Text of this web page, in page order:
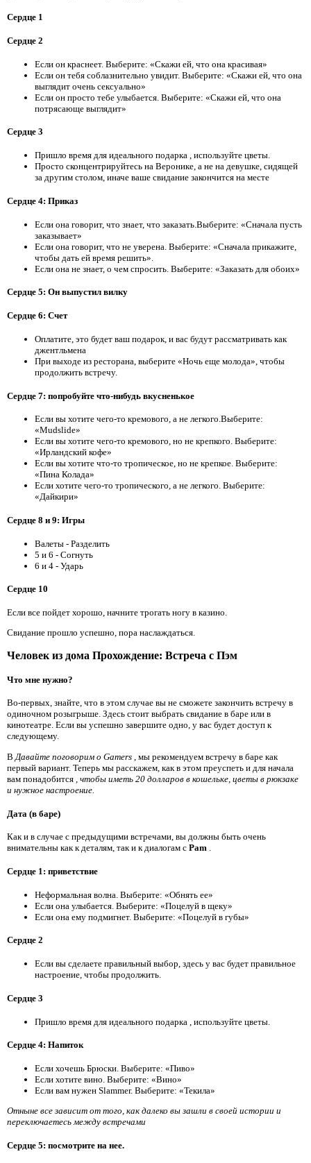
Сердце 1
Сердце 2
Если он краснеет. Выберите: «Скажи ей, что она красивая»
Если он тебя соблазнительно увидит. Выберите: «Скажи ей, что она
выглядит очень сексуально»
Если он просто тебе улыбается. Выберите: «Скажи ей, что она
потрясающе выглядит»
Сердце 3
Пришло время для идеального подарка , используйте цветы.
Просто сконцентрируйтесь на Веронике, а не на девушке, сидящей
за другим столом, иначе ваше свидание закончится на месте
Сердце 4: Приказ
Если она говорит, что знает, что заказать.Выберите: «Сначала пусть
заказывает»
Если она говорит, что не уверена. Выберите: «Сначала прикажите,
чтобы дать ей время решить».
Если она не знает, о чем спросить. Выберите: «Заказать для обоих»
Сердце 5: Он выпустил вилку
Сердце 6: Счет
Оплатите, это будет ваш подарок, и вас будут рассматривать как
джентльмена
При выходе из ресторана, выберите «Ночь еще молода», чтобы
продолжить встречу.
Сердце 7: попробуйте что-нибудь вкусненькое
Если вы хотите чего-то кремового, а не легкого.Выберите:
«Mudslide»
Если вы хотите чего-то кремового, но не крепкого. Выберите:
«Ирландский кофе»
Если вы хотите что-то тропическое, но не крепкое. Выберите:
«Пина Колада»
Если хотите чего-то тропического, а не легкого. Выберите:
«Дайкири»
Сердце 8 и 9: Игры
Валеты - Разделить
5 и 6 - Согнуть
6 и 4 - Ударь
Сердце 10
Если все пойдет хорошо, начните трогать ногу в казино.
Свидание прошло успешно, пора наслаждаться.
Человек из дома Прохождение: Встреча с Пэм
Что мне нужно?
Во-первых, знайте, что в этом случае вы не сможете закончить встречу в
одиночном розыгрыше. Здесь стоит выбрать свидание в баре или в
кинотеатре. Если вы успешно завершите одно, у вас будет доступ к
следующему.
В Давайте поговорим о Gamers , мы рекомендуем встречу в баре как
первый вариант. Теперь мы расскажем, как в этом преуспеть и для начала
вам понадобится , чтобы иметь 20 долларов в кошельке, цветы в рюкзаке
и нужное настроение.
Дата (в баре)
Как и в случае с предыдущими встречами, вы должны быть очень
внимательны как к деталям, так и к диалогам с Pam .
Сердце 1: приветствие
Неформальная волна. Выберите: «Обнять ее»
Если она улыбается. Выберите: «Поцелуй в щеку»
Если она ему подмигнет. Выберите: «Поцелуй в губы»
Сердце 2
Если вы сделаете правильный выбор, здесь у вас будет правильное
настроение, чтобы продолжить.
Сердце 3
Пришло время для идеального подарка , используйте цветы.
Сердце 4: Напиток
Если хочешь Брюски. Выберите: «Пиво»
Если хотите вино. Выберите: «Вино»
Если вам нужен Slammer. Выберите: «Текила»
Отныне все зависит от того, как далеко вы зашли в своей истории и
переключаетесь между встречами
Сердце 5: посмотрите на нее.